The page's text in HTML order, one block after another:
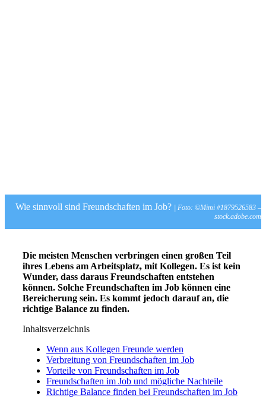
Wie sinnvoll sind Freundschaften im Job?
| Foto: ©Mimi #1879526583 –
stock.adobe.com
Die meisten Menschen verbringen einen großen Teil
ihres Lebens am Arbeitsplatz, mit Kollegen. Es ist kein
Wunder, dass daraus Freundschaften entstehen
können. Solche Freundschaften im Job können eine
Bereicherung sein. Es kommt jedoch darauf an, die
richtige Balance zu finden.
Inhaltsverzeichnis
Wenn aus Kollegen Freunde werden
Verbreitung von Freundschaften im Job
Vorteile von Freundschaften im Job
Freundschaften im Job und mögliche Nachteile
Richtige Balance finden bei Freundschaften im Job